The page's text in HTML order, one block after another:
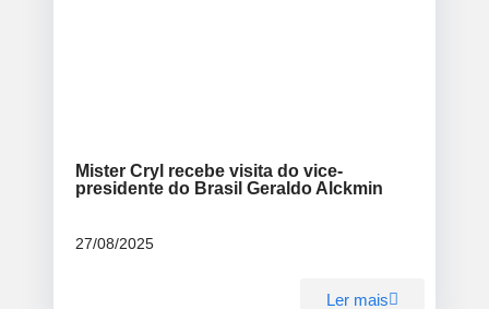
Mister Cryl recebe visita do vice-
presidente do Brasil Geraldo Alckmin
27/08/2025
Ler mais